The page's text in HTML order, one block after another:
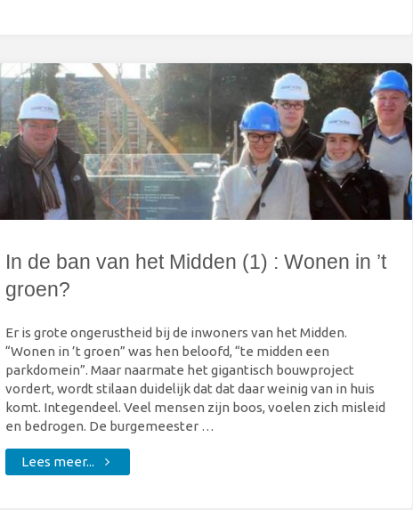
In de ban van het Midden (1) : Wonen in ’t
groen?
Er is grote ongerustheid bij de inwoners van het Midden.
“Wonen in ’t groen” was hen beloofd, “te midden een
parkdomein”. Maar naarmate het gigantisch bouwproject
vordert, wordt stilaan duidelijk dat dat daar weinig van in huis
komt. Integendeel. Veel mensen zijn boos, voelen zich misleid
en bedrogen. De burgemeester …
Lees meer... "In